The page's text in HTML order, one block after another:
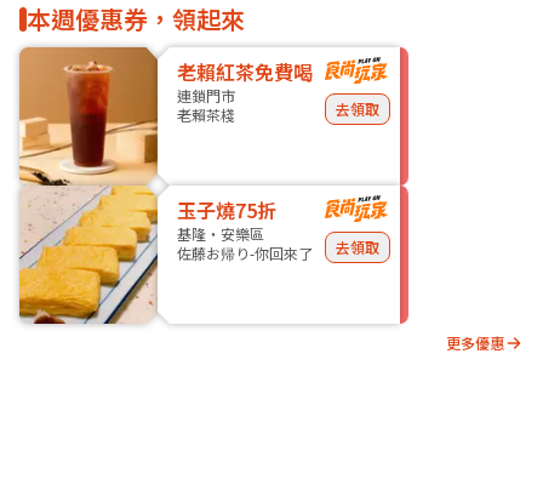
本週優惠券，領起來
老賴紅茶免費喝
連鎖門市
老賴茶棧
去領取
玉子燒75折
基隆・安樂區
佐藤お帰り-你回來了
去領取
更多優惠